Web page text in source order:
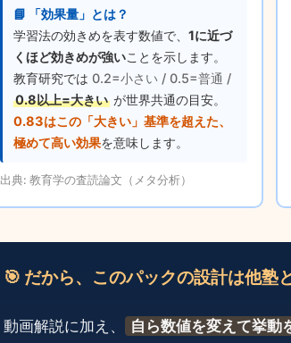
📘 「効果量」とは？
学習法の効きめを表す数値で、 1に近づ
くほど効きめが強いことを示します。
教育研究では 0.2=小さい / 0.5=普通 /
0.8以上=大きい が世界共通の目安。
0.83はこの「大きい」基準を超えた、
極めて高い効果を意味します。
出典: 教育学の査読論文（メタ分析）
🎯 だから、このパックの設計は他塾
動画解説に加え、
自ら数値を変えて挙動